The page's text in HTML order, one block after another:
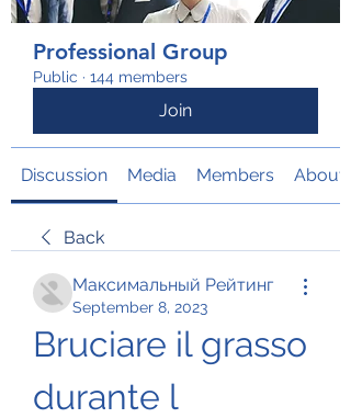
Professional Group
Public · 144 members
Join
Discussion Media Members About
Back
Максимальный Рейтинг
September 8, 2023
Bruciare il grasso
durante l